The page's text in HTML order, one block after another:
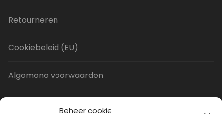
Beheer cookie
Retourneren
Cookiebeleid (EU)
Algemene voorwaarden